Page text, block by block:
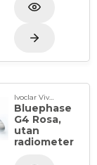
Ivoclar Vivadent
Bluephase
G4 Rosa,
utan
radiometer